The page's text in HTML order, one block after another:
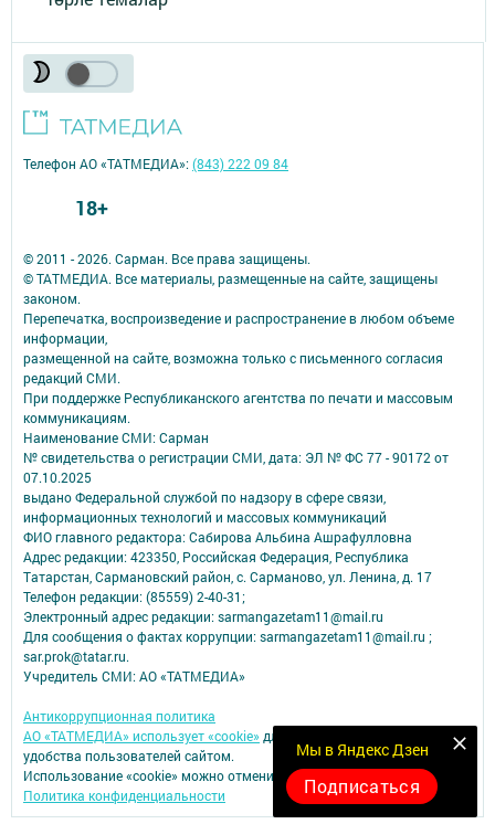
Мы в Яндекс Дзен
Подписаться
© 2011 - 2026. Сарман. Все права защищены.
© ТАТМЕДИА. Все материалы, размещенные на сайте, защищены
законом.
Перепечатка, воспроизведение и распространение в любом объеме
информации,
размещенной на сайте, возможна только с письменного согласия
редакций СМИ.
При поддержке Республиканского агентства по печати и массовым
коммуникациям.
Наименование СМИ: Сарман
№ свидетельства о регистрации СМИ, дата: ЭЛ № ФС 77 - 90172 от
07.10.2025
выдано Федеральной службой по надзору в сфере связи,
информационных технологий и массовых коммуникаций
ФИО главного редактора: Сабирова Альбина Ашрафулловна
Адрес редакции: 423350, Российская Федерация, Республика
Татарстан, Сармановский район, с. Сарманово, ул. Ленина, д. 17
Телефон редакции: (85559) 2-40-31;
Электронный адрес редакции: sarmangazetam11@mail.ru
Для сообщения о фактах коррупции: sarmangazetam11@mail.ru ;
sar.prok@tatar.ru.
Учредитель СМИ: АО «ТАТМЕДИА»
Антикоррупционная политика
АО «ТАТМЕДИА» использует «cookie»для персонализации сервисов и
удобства пользователей сайтом.
Использование «cookie» можно отменить в настройках браузера.
Политика конфиденциальности
Телефон АО «ТАТМЕДИА»:(843) 222 09 84
18+